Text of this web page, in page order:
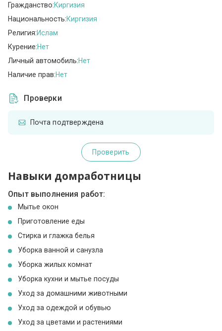
Гражданство:Киргизия
Национальность:Киргизия
Религия:Ислам
Курение:Нет
Личный автомобиль:Нет
Наличие прав:Нет
Проверки
Почта подтверждена
Проверить
Навыки домработницы
Опыт выполнения работ:
Мытье окон
Приготовление еды
Стирка и глажка белья
Уборка ванной и санузла
Уборка жилых комнат
Уборка кухни и мытье посуды
Уход за домашними животными
Уход за одеждой и обувью
Уход за цветами и растениями